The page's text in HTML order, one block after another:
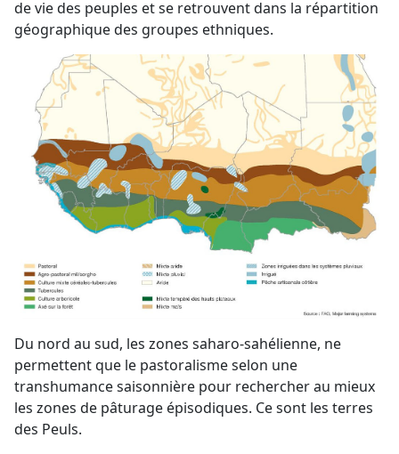
de vie des peuples et se retrouvent dans la répartition
géographique des groupes ethniques.
Du nord au sud, les zones saharo-sahélienne, ne
permettent que le pastoralisme selon une
transhumance saisonnière pour rechercher au mieux
les zones de pâturage épisodiques. Ce sont les terres
des Peuls.